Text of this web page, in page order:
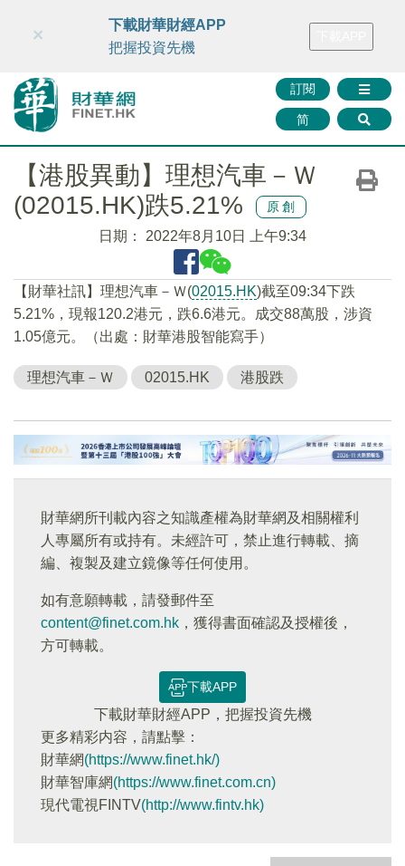
財華智庫網 FINTV FINMETA 財華證券 媒體矩陣
訂閱
简
×
下載財華財經APP
把握投資先機
【港股異動】理想汽車－Ｗ
(02015.HK)跌5.21%
原創
日期： 2022年8月10日 上午9:34
【財華社訊】理想汽車－Ｗ(02015.HK)截至09:34下跌
5.21%，現報120.2港元，跌6.6港元。成交88萬股，涉資
1.05億元。（出處：財華港股智能寫手）
理想汽車－Ｗ 02015.HK 港股跌
財華網所刊載內容之知識產權為財華網及相關權利
人專屬所有或持有。未經許可，禁止進行轉載、摘
編、複製及建立鏡像等任何使用。
如有意願轉載，請發郵件至
content@finet.com.hk ，獲得書面確認及授權後，
方可轉載。
下載APP
下載財華財經APP，把握投資先機
更多精彩内容，請點擊：
財華網(https://www.finet.hk/)
財華智庫網(https://www.finet.com.cn)
現代電視FINTV(http://www.fintv.hk)